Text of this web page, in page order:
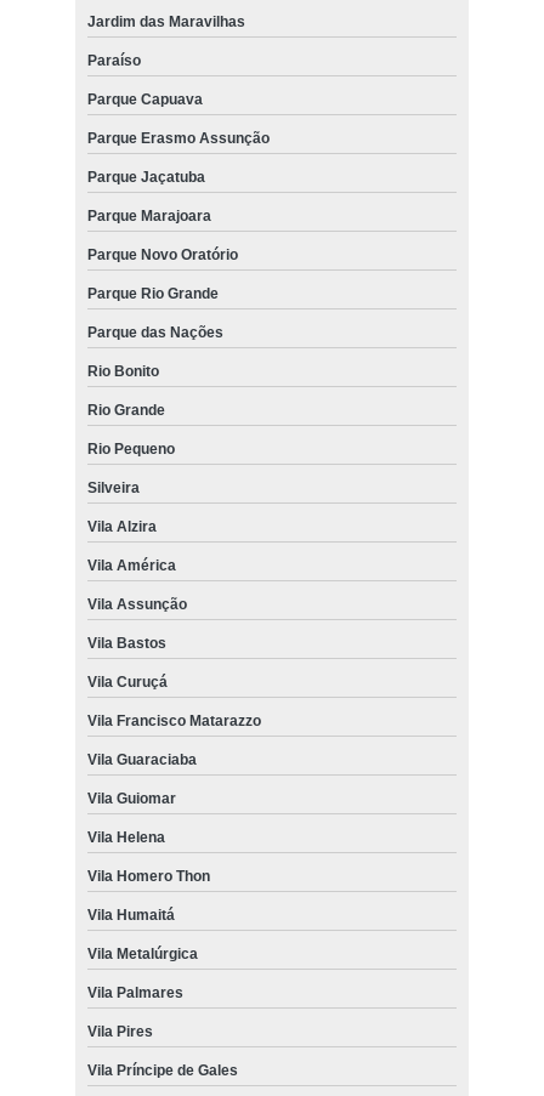
Jardim das Maravilhas
Paraíso
Parque Capuava
Parque Erasmo Assunção
Parque Jaçatuba
Parque Marajoara
Parque Novo Oratório
Parque Rio Grande
Parque das Nações
Rio Bonito
Rio Grande
Rio Pequeno
Silveira
Vila Alzira
Vila América
Vila Assunção
Vila Bastos
Vila Curuçá
Vila Francisco Matarazzo
Vila Guaraciaba
Vila Guiomar
Vila Helena
Vila Homero Thon
Vila Humaitá
Vila Metalúrgica
Vila Palmares
Vila Pires
Vila Príncipe de Gales